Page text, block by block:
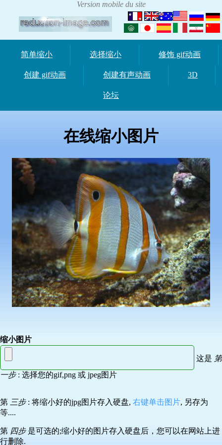
简单缩小 选择缩小 修饰 gif动画
创建 gif动画 创建有声动画 3D
论坛
在线缩小图片
缩小图片
这是 第
一步 : 选择您的gif,png 或 jpeg图片
第 三步 : 将缩小好的jpg图片存入硬盘, 右键单击图片, 另存为
等....
第 四步 是可选的;缩小好的图片存入硬盘后，您可以在网站上进
行删除.